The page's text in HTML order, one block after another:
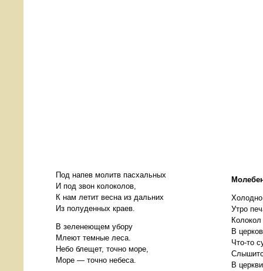
Под напев молитв пасхальных
И под звон колоколов,
К нам летит весна из дальних
Из полуденных краев.
В зеленеющем убору
Млеют темные леса.
Небо блещет, точно море,
Море — точно небеса.
Утро
В
Что-то
В